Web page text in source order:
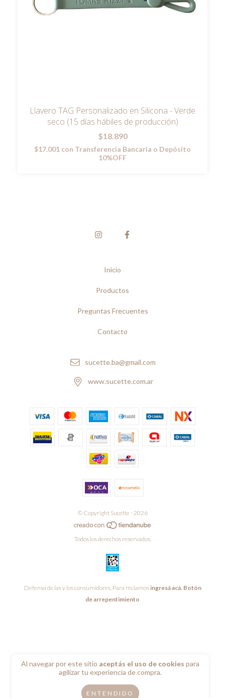
Al navegar por este sitio aceptás el uso de cookies para
agilizar tu experiencia de compra.
ENTENDIDO
Llavero TAG Personalizado en Silicona - Verde
seco (15 días hábiles de producción)
$18.890
$17.001 con Transferencia Bancaria o Depósito
10%OFF
Inicio
Productos
Preguntas Frecuentes
Contacto
sucette.ba@gmail.com
www.sucette.com.ar
© Copyright Sucette - 2026
Todos los derechos reservados.
Defensa de las y los consumidores. Para reclamos ingresá acá. Botón
de arrepentimiento